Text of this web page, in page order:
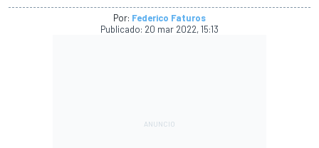
Por: Federico Faturos
Publicado: 20 mar 2022, 15:13